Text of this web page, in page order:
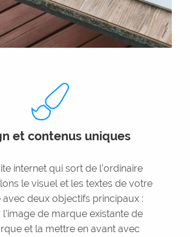
et contenus uniques
internet qui sort de l’ordinaire
le visuel et les textes de votre
avec deux objectifs principaux :
de marque existante de
et la mettre en avant avec